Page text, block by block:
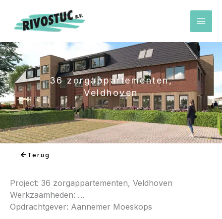
inhoud
36 zorgappartementen,
Veldhoven
Terug
Project: 36 zorgappartementen, Veldhoven
Werkzaamheden: …
Opdrachtgever: Aannemer Moeskops